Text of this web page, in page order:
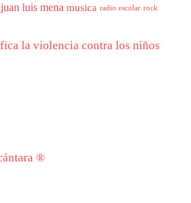
juan luis mena musica radio escolar rock